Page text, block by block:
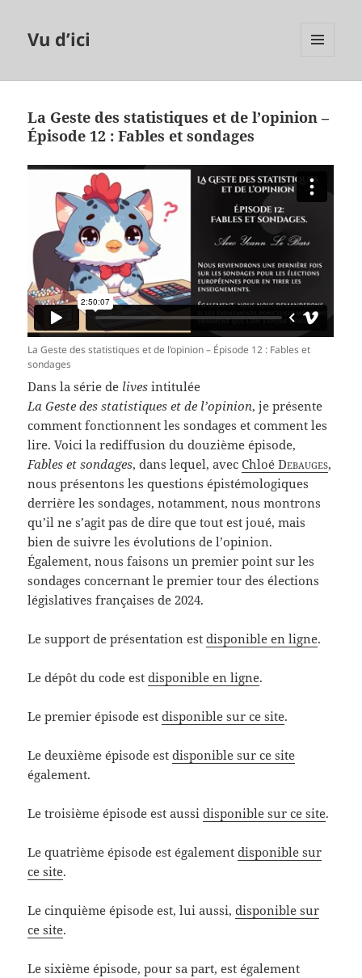
Vu d’ici
La Geste des statistiques et de l’opinion –
Épisode 12 : Fables et sondages
La Geste des statistiques et de l’opinion – Épisode 12 : Fables et
sondages
Dans la série de lives intitulée
La Geste des statistiques et de l’opinion, je présente
comment fonctionnent les sondages et comment les
lire. Voici la rediffusion du douzième épisode,
Fables et sondages, dans lequel, avecChloéDebauges,
nous présentons les questions épistémologiques
derrière les sondages, notamment, nous montrons
qu’il ne s’agit pas de dire que tout est joué, mais
bien de suivre les évolutions de l’opinion.
Également, nous faisons un premier point sur les
sondages concernant le premier tour des élections
législatives françaises de 2024.
Le support de présentation estdisponible en ligne.
Le dépôt du code estdisponible en ligne.
Le premier épisode estdisponible sur ce site.
Le deuxième épisode estdisponible sur ce site
également.
Le troisième épisode est aussidisponible sur ce site.
Le quatrième épisode est égalementdisponible sur
ce site.
Le cinquième épisode est, lui aussi,disponible sur
ce site.
Le sixième épisode, pour sa part, est également